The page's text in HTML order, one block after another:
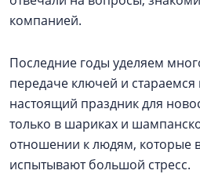
компанией.
Последние годы уделяем
передаче ключей и стараемся
настоящий праздник для
только в шариках и
отношении к людям, которые
испытывают большой стресс.